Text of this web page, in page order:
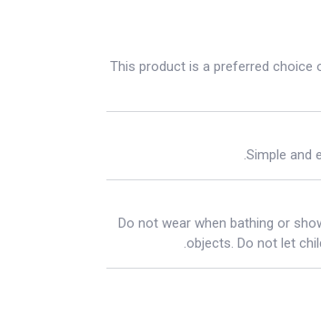
This product is a preferred choice
Simple and
Do not wear when bathing or
objects. Do not let